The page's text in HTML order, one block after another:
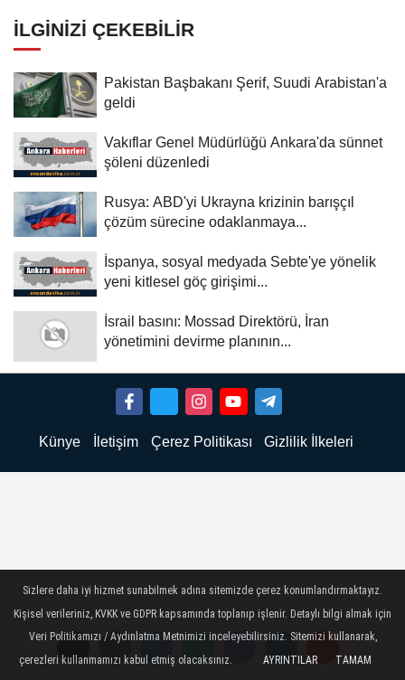
İLGINIZI ÇEKEBILIR
Pakistan Başbakanı Şerif, Suudi Arabistan'a
geldi
Vakıflar Genel Müdürlüğü Ankara'da sünnet
şöleni düzenledi
Rusya: ABD'yi Ukrayna krizinin barışçıl
çözüm sürecine odaklanmaya...
İspanya, sosyal medyada Sebte'ye yönelik
yeni kitlesel göç girişimi...
İsrail basını: Mossad Direktörü, İran
yönetimini devirme planının...
Künye İletişim Çerez Politikası Gizlilik İlkeleri
Sizlere daha iyi hizmet sunabilmek adına sitemizde çerez konumlandırmaktayız.
Kişisel verileriniz, KVKK ve GDPR kapsamında toplanıp işlenir. Detaylı bilgi almak için
Veri Politikamızı / Aydınlatma Metnimizi inceleyebilirsiniz. Sitemizi kullanarak,
çerezleri kullanmamızı kabul etmiş olacaksınız.
AYRINTILAR TAMAM